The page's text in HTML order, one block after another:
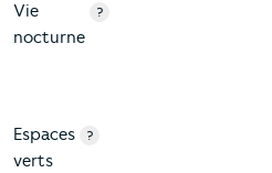
Vie
nocturne
?
Espaces
verts
?